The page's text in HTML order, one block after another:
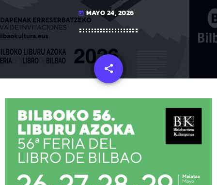
today MAYO 24, 2026
share
email